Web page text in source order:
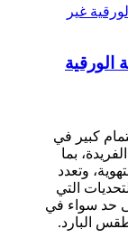
الورقية
كبير في
بما
وتعدد
التي
حد سواء في
البارد.